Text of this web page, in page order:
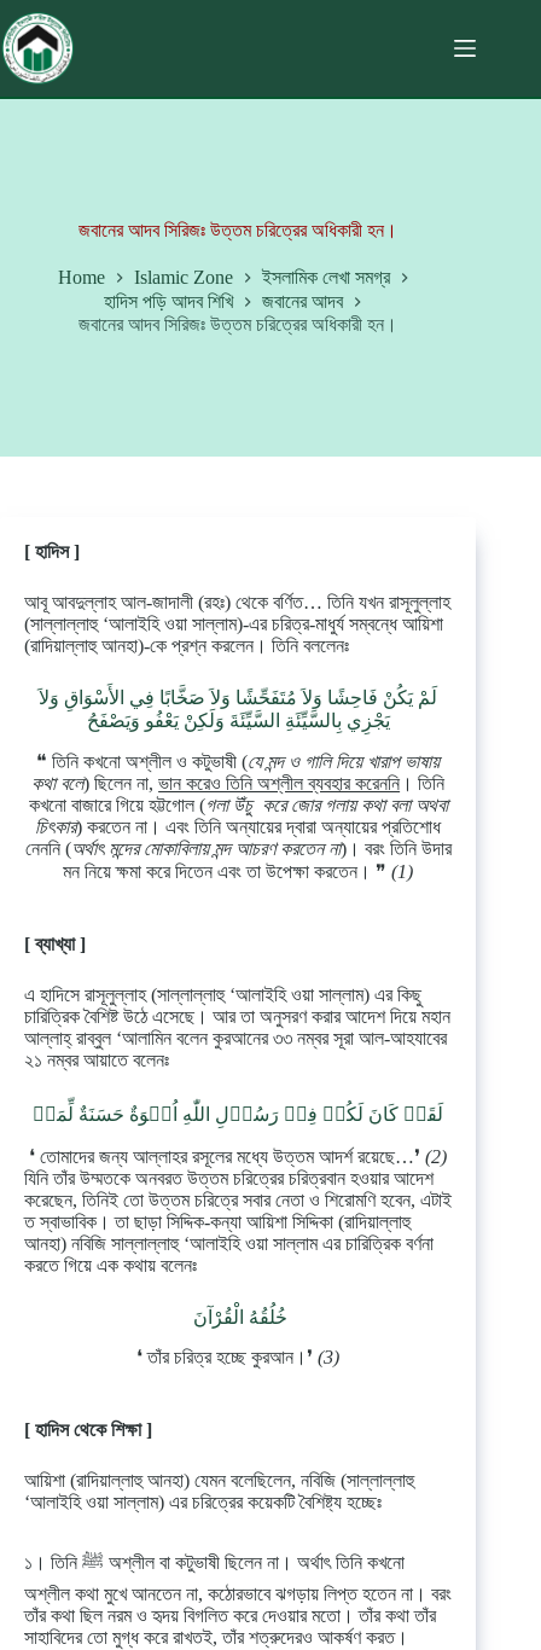
জবানের আদব সিরিজঃ উত্তম চরিত্রের অধিকারী হন।
Home Islamic Zone
ইসলামিক লেখা সমগ্র
হাদিস পড়ি আদব শিখি
জবানের আদব
জবানের আদব সিরিজঃ উত্তম চরিত্রের অধিকারী হন।
[ হাদিস ]
আবূ আবদুল্লাহ আল-জাদালী (রহঃ) থেকে বর্ণিত… তিনি যখন রাসূলুল্লাহ
(সাল্লাল্লাহু ‘আলাইহি ওয়া সাল্লাম)-এর চরিত্র-মাধুর্য সম্বন্ধে আয়িশা
(রাদিয়াল্লাহু আনহা)-কে প্রশ্ন করলেন। তিনি বললেনঃ
لَمْ يَكُنْ فَاحِشًا وَلاَ مُتَفَحِّشًا وَلاَ صَخَّابًا فِي الأَسْوَاقِ وَلاَ
يَجْزِي بِالسَّيِّئَةِ السَّيِّئَةَ وَلَكِنْ يَعْفُو وَيَصْفَحُ
❝ তিনি কখনো অশ্লীল ও কটুভাষী (যে মন্দ ও গালি দিয়ে খারাপ ভাষায়
কথা বলে) ছিলেন না,ভান করেও তিনি অশ্লীল ব্যবহার করেননি । তিনি
কখনো বাজারে গিয়ে হট্টগোল (গলা উঁচু করে জোর গলায় কথা বলা অথবা
চিৎকার) করতেন না। এবং তিনি অন্যায়ের দ্বারা অন্যায়ের প্রতিশোধ
নেননি (অর্থাৎ মন্দের মোকাবিলায় মন্দ আচরণ করতেন না)। বরং তিনি উদার
মন নিয়ে ক্ষমা করে দিতেন এবং তা উপেক্ষা করতেন। ❞(1)
[ ব্যাখ্যা ]
এ হাদিসে রাসূলুল্লাহ (সাল্লাল্লাহু ‘আলাইহি ওয়া সাল্লাম) এর কিছু
চারিত্রিক বৈশিষ্ট উঠে এসেছে। আর তা অনুসরণ করার আদেশ দিয়ে মহান
আল্লাহ্‌ রাব্বুল ‘আলামিন বলেন কুরআনের ৩৩ নম্বর সূরা আল-আহযাবের
২১ নম্বর আয়াতে বলেনঃ
لَقَدۡ كَانَ لَكُمۡ فِىۡ رَسُوۡلِ اللّٰهِ اُسۡوَةٌ حَسَنَةٌ لِّمَنۡ
❛ তোমাদের জন্য আল্লাহর রসূলের মধ্যে উত্তম আদর্শ রয়েছে…❜(2)
যিনি তাঁর উম্মতকে অনবরত উত্তম চরিত্রের চরিত্রবান হওয়ার আদেশ
করেছেন, তিনিই তো উত্তম চরিত্রে সবার নেতা ও শিরোমণি হবেন, এটাই
ত স্বাভাবিক। তা ছাড়া সিদ্দিক-কন্যা আয়িশা সিদ্দিকা (রাদিয়াল্লাহু
আনহা) নবিজি সাল্লাল্লাহু ‘আলাইহি ওয়া সাল্লাম এর চারিত্রিক বর্ণনা
করতে গিয়ে এক কথায় বলেনঃ
خُلُقُهُ الْقُرْآنَ
❛ তাঁর চরিত্র হচ্ছে কুরআন।❜(3)
[ হাদিস থেকে শিক্ষা ]
আয়িশা (রাদিয়াল্লাহু আনহা) যেমন বলেছিলেন, নবিজি (সাল্লাল্লাহু
‘আলাইহি ওয়া সাল্লাম) এর চরিত্রের কয়েকটি বৈশিষ্ট্য হচ্ছেঃ
১। তিনি ﷺ অশ্লীল বা কটুভাষী ছিলেন না। অর্থাৎ তিনি কখনো
অশ্লীল কথা মুখে আনতেন না, কঠোরভাবে ঝগড়ায় লিপ্ত হতেন না। বরং
তাঁর কথা ছিল নরম ও হৃদয় বিগলিত করে দেওয়ার মতো। তাঁর কথা তাঁর
সাহাবিদের তো মুগ্ধ করে রাখতই, তাঁর শত্রুদেরও আকর্ষণ করত।